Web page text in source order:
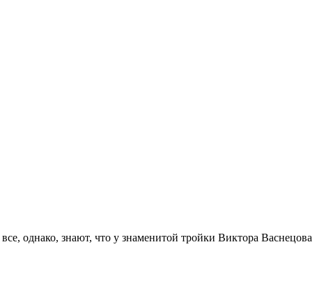
однако, знают, что у знаменитой тройки Виктора Васнецова